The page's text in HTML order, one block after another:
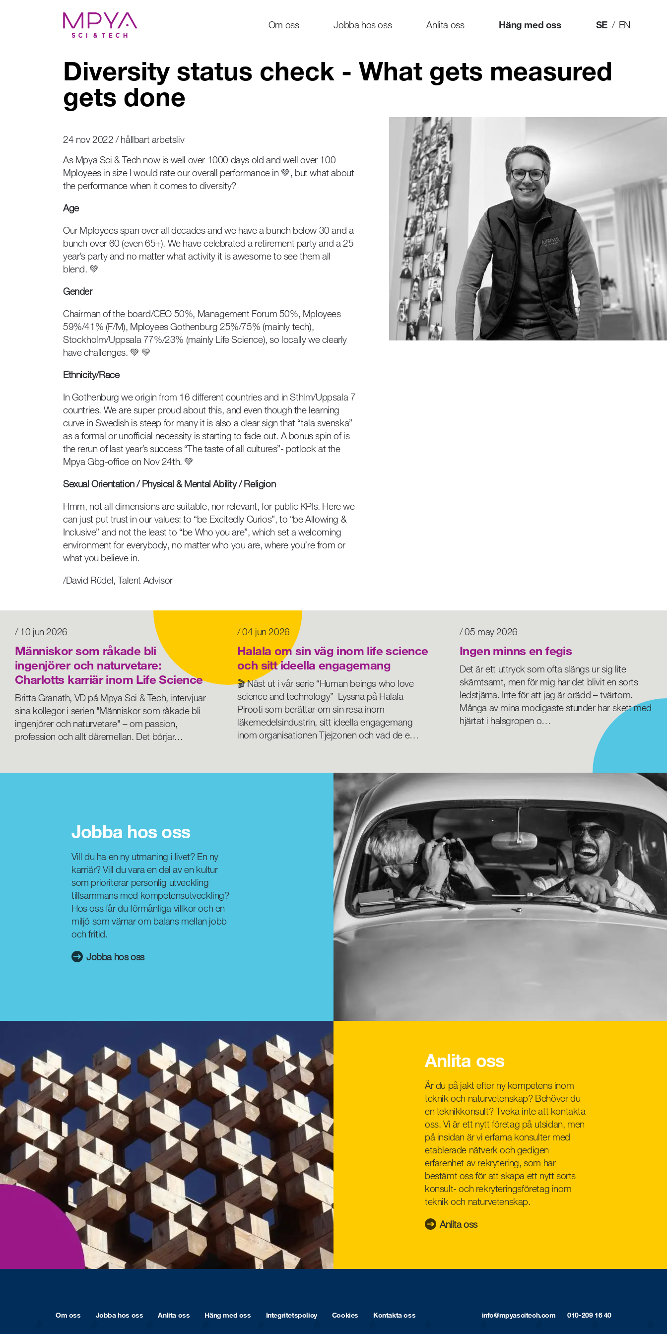
Om oss Jobba hos oss Anlita oss Häng med oss SE / EN
Diversity status check - What gets measured
gets done
24 nov 2022 / hållbart arbetsliv
As Mpya Sci & Tech now is well over 1000 days old and well over 100
Mployees in size I would rate our overall performance in 💚, but what about
the performance when it comes to diversity?
Age
Our Mployees span over all decades and we have a bunch below 30 and a
bunch over 60 (even 65+). We have celebrated a retirement party and a 25
year’s party and no matter what activity it is awesome to see them all
blend. 💚
Gender
Chairman of the board/CEO 50%, Management Forum 50%, Mployees
59%/41% (F/M), Mployees Gothenburg 25%/75% (mainly tech),
Stockholm/Uppsala 77%/23% (mainly Life Science), so locally we clearly
have challenges. 💚 💛
Ethnicity/Race
In Gothenburg we origin from 16 different countries and in Sthlm/Uppsala 7
countries. We are super proud about this, and even though the learning
curve in Swedish is steep for many it is also a clear sign that “tala svenska”
as a formal or unofficial necessity is starting to fade out. A bonus spin of is
the rerun of last year’s success “The taste of all cultures”- potlock at the
Mpya Gbg-office on Nov 24th. 💚
Sexual Orientation / Physical & Mental Ability / Religion
Hmm, not all dimensions are suitable, nor relevant, for public KPIs. Here we
can just put trust in our values: to “be Excitedly Curios”, to “be Allowing &
Inclusive” and not the least to “be Who you are”, which set a welcoming
environment for everybody, no matter who you are, where you’re from or
what you believe in.
/David Rüdel, Talent Advisor
/ 10 jun 2026
Människor som råkade bli
ingenjörer och naturvetare:
Charlotts karriär inom Life Science
Britta Granath, VD på Mpya Sci & Tech, intervjuar
sina kollegor i serien "Människor som råkade bli
ingenjörer och naturvetare" – om passion,
profession och allt däremellan. Det börjar…
/ 04 jun 2026
Halala om sin väg inom life science
och sitt ideella engagemang
🎬 Näst ut i vår serie “Human beings who love
science and technology” Lyssna på Halala
Pirooti som berättar om sin resa inom
läkemedelsindustrin, sitt ideella engagemang
inom organisationen Tjejzonen och vad de e…
/ 05 may 2026
Ingen minns en fegis
Det är ett uttryck som ofta slängs ur sig lite
skämtsamt, men för mig har det blivit en sorts
ledstjärna. Inte för att jag är orädd – tvärtom.
Många av mina modigaste stunder har skett med
hjärtat i halsgropen o…
Jobba hos oss
Vill du ha en ny utmaning i livet? En ny
karriär? Vill du vara en del av en kultur
som prioriterar personlig utveckling
tillsammans med kompetensutveckling?
Hos oss får du förmånliga villkor och en
miljö som värnar om balans mellan jobb
och fritid.
Jobba hos oss
Anlita oss
Är du på jakt efter ny kompetens inom
teknik och naturvetenskap? Behöver du
en teknikkonsult? Tveka inte att kontakta
oss. Vi är ett nytt företag på utsidan, men
på insidan är vi erfarna konsulter med
etablerade nätverk och gedigen
erfarenhet av rekrytering, som har
bestämt oss för att skapa ett nytt sorts
konsult- och rekryteringsföretag inom
teknik och naturvetenskap.
Anlita oss
Om oss Jobba hos oss Anlita oss Häng med oss Integritetspolicy Cookies Kontakta oss info@mpyascitech.com 010-209 16 40